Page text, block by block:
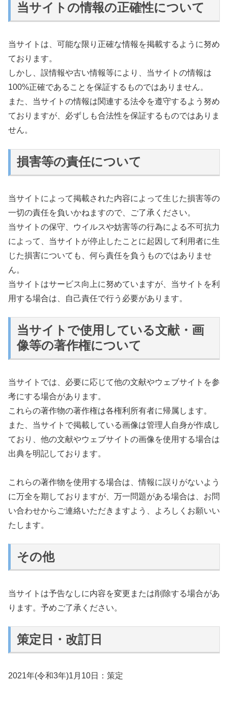
当サイトの情報の正確性について
当サイトは、可能な限り正確な情報を掲載するように努め
ております。
しかし、誤情報や古い情報等により、当サイトの情報は
100%正確であることを保証するものではありません。
また、当サイトの情報は関連する法令を遵守するよう努め
ておりますが、必ずしも合法性を保証するものではありま
せん。
損害等の責任について
当サイトによって掲載された内容によって生じた損害等の
一切の責任を負いかねますので、ご了承ください。
当サイトの保守、ウイルスや妨害等の行為による不可抗力
によって、当サイトが停止したことに起因して利用者に生
じた損害についても、何ら責任を負うものではありませ
ん。
当サイトはサービス向上に努めていますが、当サイトを利
用する場合は、自己責任で行う必要があります。
当サイトで使用している文献・画
像等の著作権について
当サイトでは、必要に応じて他の文献やウェブサイトを参
考にする場合があります。
これらの著作物の著作権は各権利所有者に帰属します。
また、当サイトで掲載している画像は管理人自身が作成し
ており、他の文献やウェブサイトの画像を使用する場合は
出典を明記しております。
これらの著作物を使用する場合は、情報に誤りがないよう
に万全を期しておりますが、万一問題がある場合は、お問
い合わせからご連絡いただきますよう、よろしくお願いい
たします。
その他
当サイトは予告なしに内容を変更または削除する場合があ
ります。予めご了承ください。
策定日・改訂日
2021年(令和3年)1月10日：策定